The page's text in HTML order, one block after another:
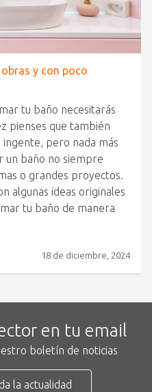
y con poco
tu baño necesitarás
pienses que también
pero nada más
un baño no siempre
o grandes proyectos.
algunas ideas originales
tu baño de manera
18 de diciembre, 2024
en tu email
boletín de noticias
la actualidad